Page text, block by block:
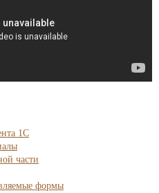
1С
части
формы